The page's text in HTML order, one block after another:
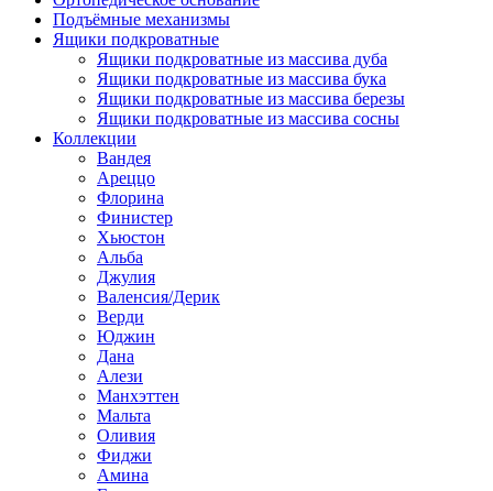
Подъёмные механизмы
Ящики подкроватные
Ящики подкроватные из массива дуба
Ящики подкроватные из массива бука
Ящики подкроватные из массива березы
Ящики подкроватные из массива сосны
Коллекции
Вандея
Ареццо
Флорина
Финистер
Хьюстон
Альба
Джулия
Валенсия/Дерик
Верди
Юджин
Дана
Алези
Манхэттен
Мальта
Оливия
Фиджи
Амина